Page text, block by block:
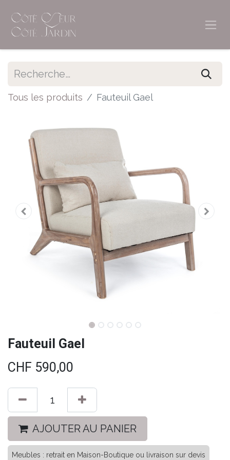
Tous les produits Fauteuil Gael
Fauteuil Gael
CHF 590,00
AJOUTER AU PANIER
Meubles : retrait en Maison-Boutique ou livraison sur devis